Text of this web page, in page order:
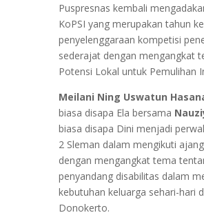
Puspresnas kembali
KoPSI yang merupakan tahun
penyelenggaraan kompetisi
sederajat dengan mengangkat
Potensi Lokal untuk Pemulihan
Meilani Ning Uswatun
biasa disapa Ela bersama
biasa disapa Dini menjadi
2 Sleman dalam mengikuti
dengan mengangkat tema
penyandang disabilitas dalam
kebutuhan keluarga sehari-hari
Donokerto.